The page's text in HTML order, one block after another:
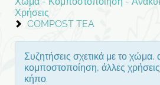
Χρήσεις
COMPOST TEA
Συζητήσεις σχετικά με το
κομποστοποίηση, άλλες
κήπο.